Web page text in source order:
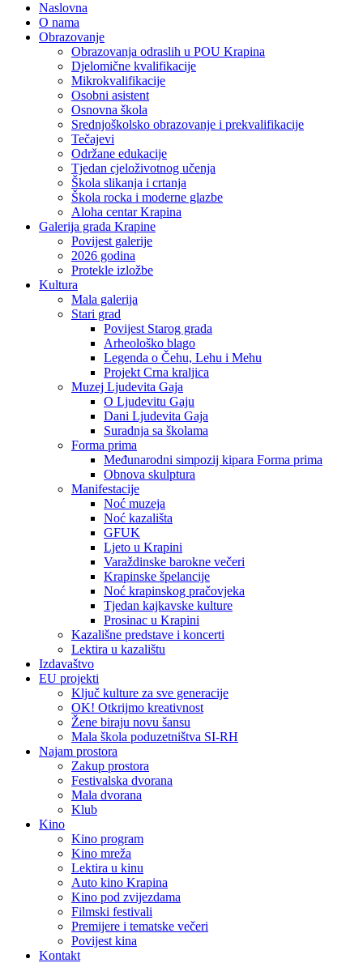
Naslovna
O nama
Obrazovanje
Obrazovanja odraslih u POU Krapina
Djelomične kvalifikacije
Mikrokvalifikacije
Osobni asistent
Osnovna škola
Srednjoškolsko obrazovanje i prekvalifikacije
Tečajevi
Održane edukacije
Tjedan cjeloživotnog učenja
Škola slikanja i crtanja
Škola rocka i moderne glazbe
Aloha centar Krapina
Galerija grada Krapine
Povijest galerije
2026 godina
Protekle izložbe
Kultura
Mala galerija
Stari grad
Povijest Starog grada
Arheološko blago
Legenda o Čehu, Lehu i Mehu
Projekt Crna kraljica
Muzej Ljudevita Gaja
O Ljudevitu Gaju
Dani Ljudevita Gaja
Suradnja sa školama
Forma prima
Međunarodni simpozij kipara Forma prima
Obnova skulptura
Manifestacije
Noć muzeja
Noć kazališta
GFUK
Ljeto u Krapini
Varaždinske barokne večeri
Krapinske špelancije
Noć krapinskog pračovjeka
Tjedan kajkavske kulture
Prosinac u Krapini
Kazališne predstave i koncerti
Lektira u kazalištu
Izdavaštvo
EU projekti
Ključ kulture za sve generacije
OK! Otkrijmo kreativnost
Žene biraju novu šansu
Mala škola poduzetništva SI-RH
Najam prostora
Zakup prostora
Festivalska dvorana
Mala dvorana
Klub
Kino
Kino program
Kino mreža
Lektira u kinu
Auto kino Krapina
Kino pod zvijezdama
Filmski festivali
Premijere i tematske večeri
Povijest kina
Kontakt